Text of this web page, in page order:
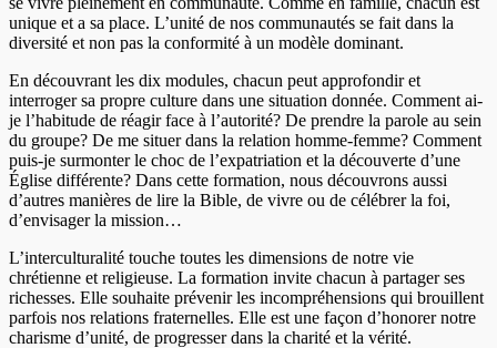
unique et a sa place. L’unité de nos communautés se fait dans la
diversité et non pas la conformité à un modèle dominant.
En découvrant les dix modules, chacun peut approfondir et
interroger sa propre culture dans une situation donnée. Comment ai-
je l’habitude de réagir face à l’autorité? De prendre la parole au sein
du groupe? De me situer dans la relation homme-femme? Comment
puis-je surmonter le choc de l’expatriation et la découverte d’une
Église différente? Dans cette formation, nous découvrons aussi
d’autres manières de lire la Bible, de vivre ou de célébrer la foi,
d’envisager la mission…
L’interculturalité touche toutes les dimensions de notre vie
chrétienne et religieuse. La formation invite chacun à partager ses
richesses. Elle souhaite prévenir les incompréhensions qui brouillent
parfois nos relations fraternelles. Elle est une façon d’honorer notre
charisme d’unité, de progresser dans la charité et la vérité.